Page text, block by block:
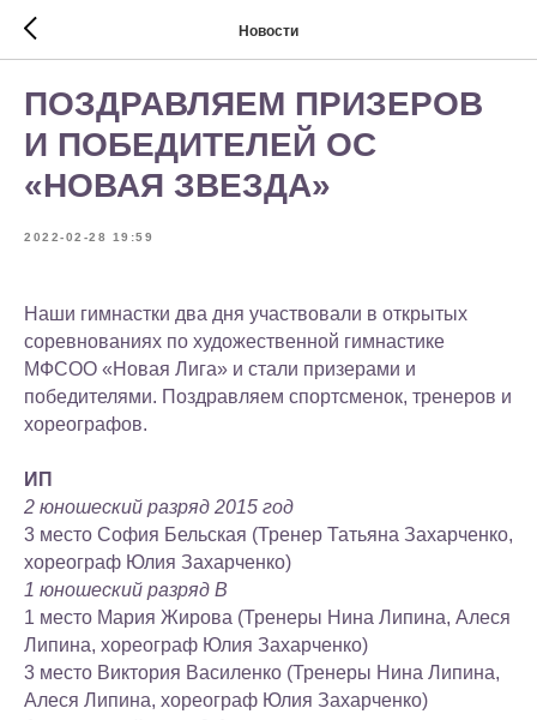
Новости
ПОЗДРАВЛЯЕМ ПРИЗЕРОВ
И ПОБЕДИТЕЛЕЙ ОС
«НОВАЯ ЗВЕЗДА»
2022-02-28 19:59
Наши гимнастки два дня участвовали в открытых
соревнованиях по художественной гимнастике
МФСОО «Новая Лига» и стали призерами и
победителями. Поздравляем спортсменок, тренеров и
хореографов.
ИП
2 юношеский разряд 2015 год
3 место София Бельская (Тренер Татьяна Захарченко,
хореограф Юлия Захарченко)
1 юношеский разряд В
1 место Мария Жирова (Тренеры Нина Липина, Алеся
Липина, хореограф Юлия Захарченко)
3 место Виктория Василенко (Тренеры Нина Липина,
Алеся Липина, хореограф Юлия Захарченко)